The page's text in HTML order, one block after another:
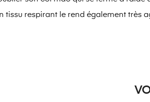
tissu respirant le rend également très